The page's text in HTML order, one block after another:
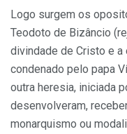
Logo surgem os
Teodoto de Bizâncio
divindade de Cristo e a
condenado pelo papa
outra heresia, iniciada
desenvolveram,
monarquismo ou